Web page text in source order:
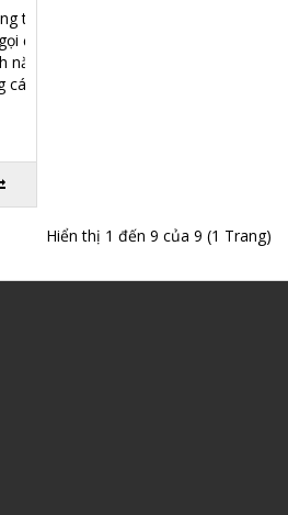
thiết lập những tính năng cơ bản.
đến trên trung kế và máy lẻ nội bộ.
Email, Video call.
tiện ích cho hệ thống.
Hiển thị 1 đến 9 của 9 (1 Trang)